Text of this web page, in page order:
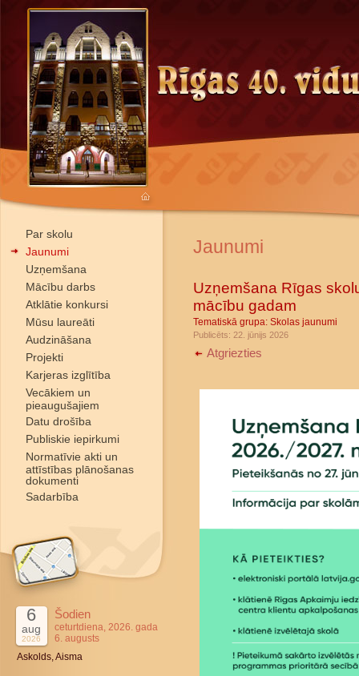
Par skolu
Jaunumi
Uzņemšana
Mācību darbs
Atklātie konkursi
Mūsu laureāti
Audzināšana
Projekti
Karjeras izglītība
Vecākiem un
pieaugušajiem
Datu drošība
Publiskie iepirkumi
Normatīvie akti un
attīstības plānošanas
dokumenti
Sadarbība
6
aug
2026
Šodien
ceturtdiena, 2026. gada
6. augusts
Askolds, Aisma
Jaunumi
Uzņemšana Rīgas
mācību gadam
Tematiskā grupa: Skolas jaunumi
Publicēts: 22. jūnijs 2026
Atgriezties